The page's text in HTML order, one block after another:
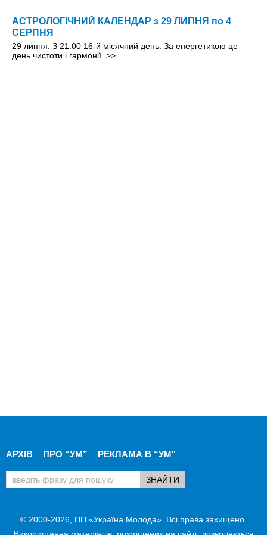
АСТРОЛОГІЧНИЙ КАЛЕНДАР з 29 ЛИПНЯ по 4
СЕРПНЯ
29 липня. З 21.00 16-й місячний день. За енергетикою це
день чистоти і гармонії. >>
АРХІВ ПРО “УМ” РЕКЛАМА В “УМ"
© 2000-2026, ПП «Україна Молода». Всі права захищено.